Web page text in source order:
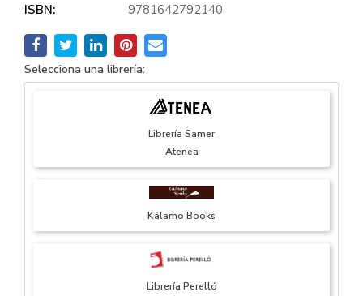
ISBN:
9781642792140
Selecciona una librería:
Librería Samer
Atenea
Kálamo Books
Librería Perelló